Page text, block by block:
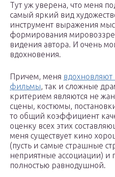
Тут уж уверена, что меня
самый яркий вид
инструмент выражения
формирования
видения автора. И очень
вдохновения.
Причем, меня вдохновляют
фильмы, так и сложные
критерием являются не
сцены, костюмы,
то общий коэффициент
оценку всех этих
меня существует кино
(пусть и самые страшные
неприятные ассоциации) и
полностью равнодушной.